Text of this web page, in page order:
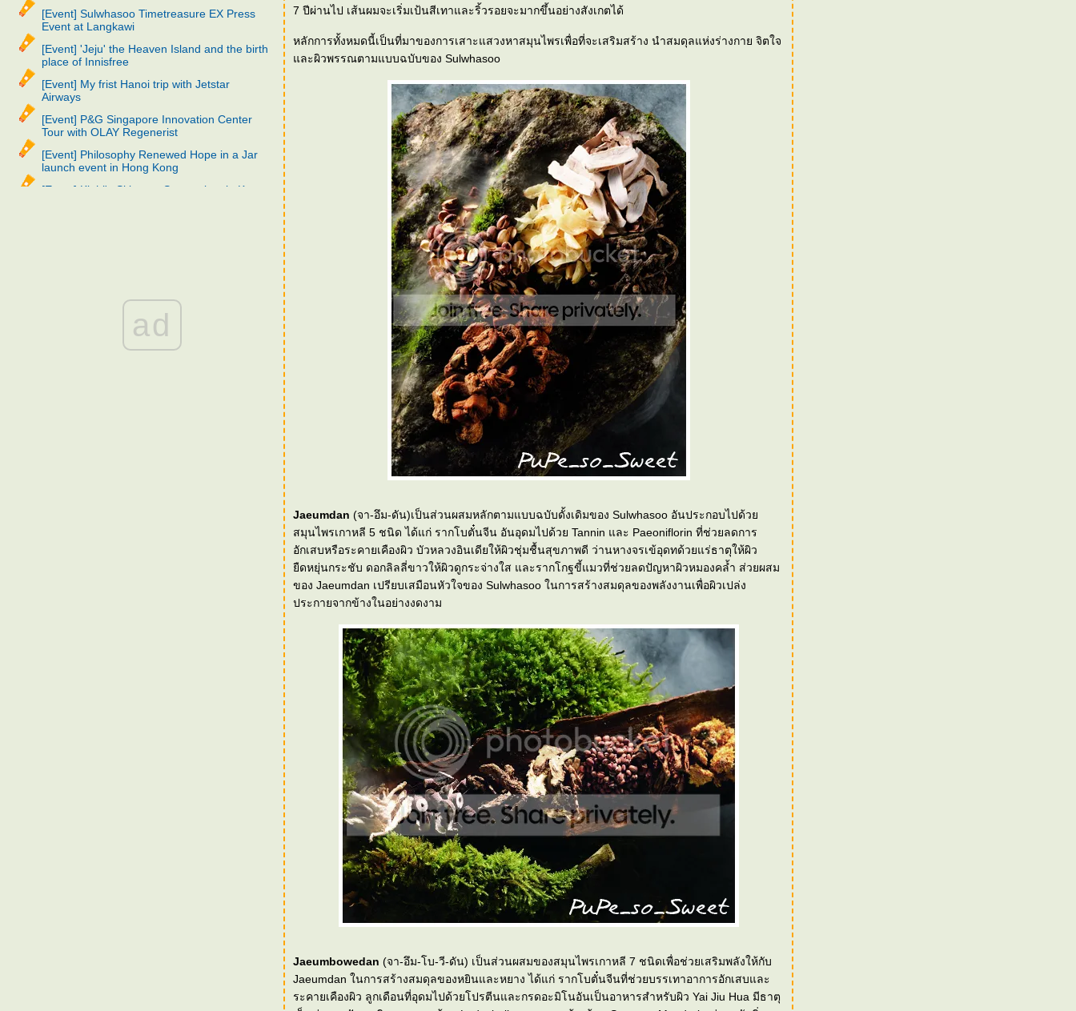
[Event] Sulwhasoo Timetreasure EX Press
Event at Langkawi
[Event] 'Jeju' the Heaven Island and the birth
place of Innisfree
[Event] My frist Hanoi trip with Jetstar
Airways
[Event] P&G Singapore Innovation Center
Tour with OLAY Regenerist
[Event] Philosophy Renewed Hope in a Jar
launch event in Hong Kong
[Event] Kiehl's Skincare Symposium in Korea
[Event] Nivea Sassy Day
[Event] Dove Body Wash Exclusive Tea Party
with PuPe_so_Sweet
ad
7 ปีผ่านไป เส้นผมจะเริ่มเป้นสีเทาและริ้วรอยจะมากขึ้นอย่างสังเกตได้
หลักการทั้งหมดนี้เป็นที่มาของการเสาะแสวงหาสมุนไพรเพื่อที่จะเสริมสร้าง นำสมดุลแห่งร่างกาย จิตใจ
ละผิวพรรณตามแบบฉบับของ Sulwhasoo
Jaeumdan (จา-อึม-ดัน)เป็นส่วนผสมหลักตามแบบฉบับดั้งเดิมของ Sulwhasoo อันประกอบไปด้ว
สมุนไพรเกาหลี 5 ชนิด ได้แก่ รากโบตั๋นจีน อันอุดมไปด้วย Tannin และ Paeoniflorin ที่ช่วยลดการ
อักเสบหรือระคายเคืองผิว บัวหลวงอินเดียให้ผิวชุ่มชื้นสุขภาพดี ว่านหางจรเข้อุดทด้วยแร่ธาตุให้ผิว
ืดหยุ่นกระชับ ดอกลิลลี่ขาวให้ผิวดูกระจ่างใส และรากโกฐขี้แมวที่ช่วยลดปัญหาผิวหมองคล้ำ ส่วยผสม
ของ Jaeumdan เปรียบเสมือนหัวใจของ Sulwhasoo ในการสร้างสมดุลของพลังงานเพื่อผิวเปล่ง
ประกายจากข้างในอย่างงดงาม
Jaeumbowedan (จา-อึม-โบ-วี-ดัน) เป็นส่วนผสมของสมุนไพรเกาหลี 7 ชนิดเพื่อช่วยเสริมพลังให้กับ
Jaeumdan ในการสร้างสมดุลของหยินและหยาง ได้แก่ รากโบตั๋นจีนที่ช่วยบรรเทาอาการอักเสบและ
ระคายเคืองผิว ลูกเดือนที่อุดมไปด้วยโปรตีนและกรดอะมิโนอันเป็นอาหารสำหรับผิว Yai Jiu Hua มีธาตุ